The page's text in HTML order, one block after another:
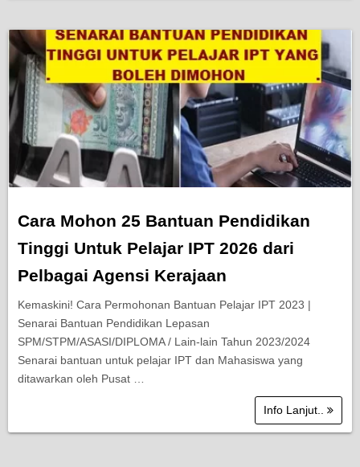
Cara Mohon 25 Bantuan Pendidikan
Tinggi Untuk Pelajar IPT 2026 dari
Pelbagai Agensi Kerajaan
Kemaskini! Cara Permohonan Bantuan Pelajar IPT 2023 |
Senarai Bantuan Pendidikan Lepasan
SPM/STPM/ASASI/DIPLOMA / Lain-lain Tahun 2023/2024
Senarai bantuan untuk pelajar IPT dan Mahasiswa yang
ditawarkan oleh Pusat …
Info Lanjut..